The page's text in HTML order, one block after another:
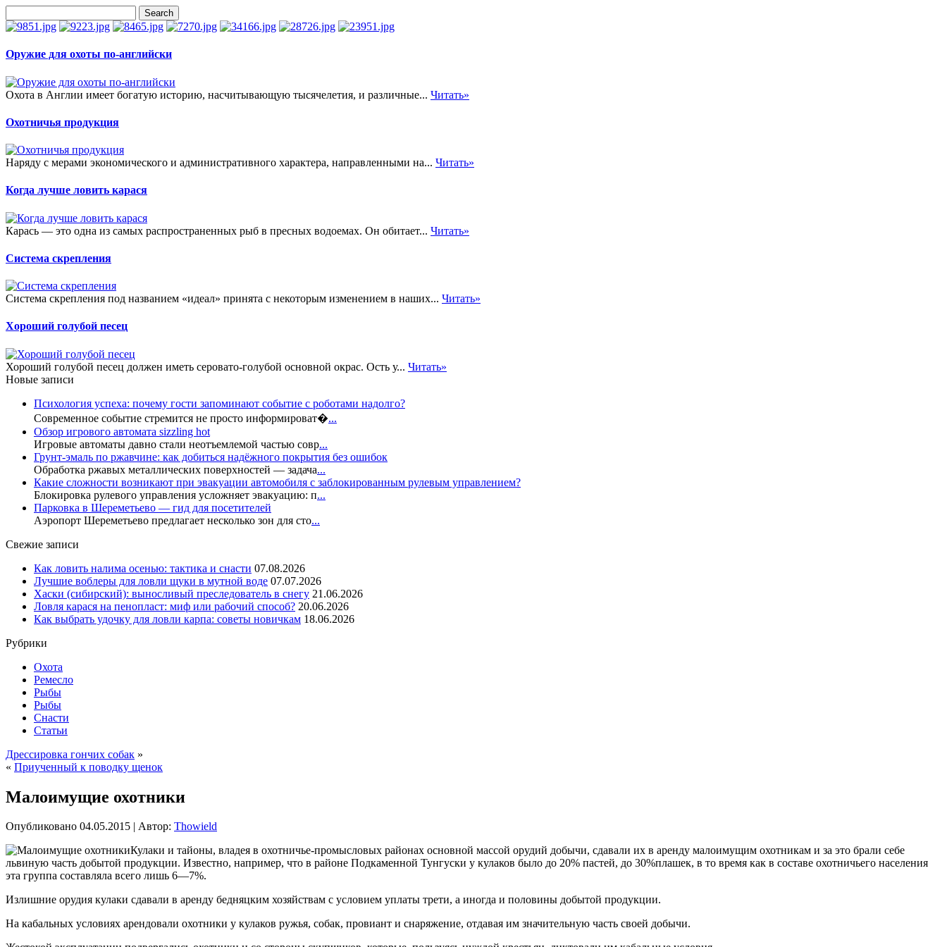
Оружие для охоты по-английски
Охота в Англии имеет богатую историю, насчитывающую тысячелетия, и различные... Читать»
Охотничья продукция
Наряду с мерами экономического и административного характера, направленными на... Читать»
Когда лучше ловить карася
Карась — это одна из самых распространенных рыб в пресных водоемах. Он обитает... Читать»
Система скрепления
Система скрепления под названием «идеал» принята с некоторым изменением в наших... Читать»
Хороший голубой песец
Хороший голубой песец должен иметь серовато-голубой основной окрас. Ость у... Читать»
Новые записи
Психология успеха: почему гости запоминают событие с роботами надолго?
Современное событие стремится не просто информироват�...
Обзор игрового автомата sizzling hot
Игровые автоматы давно стали неотъемлемой частью совр...
Грунт-эмаль по ржавчине: как добиться надёжного покрытия без ошибок
Обработка ржавых металлических поверхностей — задача...
Какие сложности возникают при эвакуации автомобиля с заблокированным рулевым управлением?
Блокировка рулевого управления усложняет эвакуацию: п...
Парковка в Шереметьево — гид для посетителей
Аэропорт Шереметьево предлагает несколько зон для сто...
Свежие записи
Как ловить налима осенью: тактика и снасти 07.08.2026
Лучшие воблеры для ловли щуки в мутной воде 07.07.2026
Хаски (сибирский): выносливый преследователь в снегу 21.06.2026
Ловля карася на пенопласт: миф или рабочий способ? 20.06.2026
Как выбрать удочку для ловли карпа: советы новичкам 18.06.2026
Рубрики
Охота
Ремесло
Рыбы
Рыбы
Снасти
Статьи
Дрессировка гончих собак »
« Приученный к поводку щенок
Малоимущие охотники
Опубликовано 04.05.2015 Автор: Thowield
Кулаки и тайоны, владея в охотничье-промысловых районах основной массой орудий добычи, сдавали их в аренду малоимущим охотникам и за это брали себе
львиную часть добытой продукции. Известно, например, что в районе Подкаменной Тунгуски у кулаков было до 20% пастей, до 30%плашек, в то время как в составе охотничьего населения
эта группа составляла всего лишь 6—7%.
Излишние орудия кулаки сдавали в аренду бедняцким хозяйствам с условием уплаты трети, а иногда и половины добытой продукции.
На кабальных условиях арендовали охотники у кулаков ружья, собак, провиант и снаряжение, отдавая им значительную часть своей добычи.